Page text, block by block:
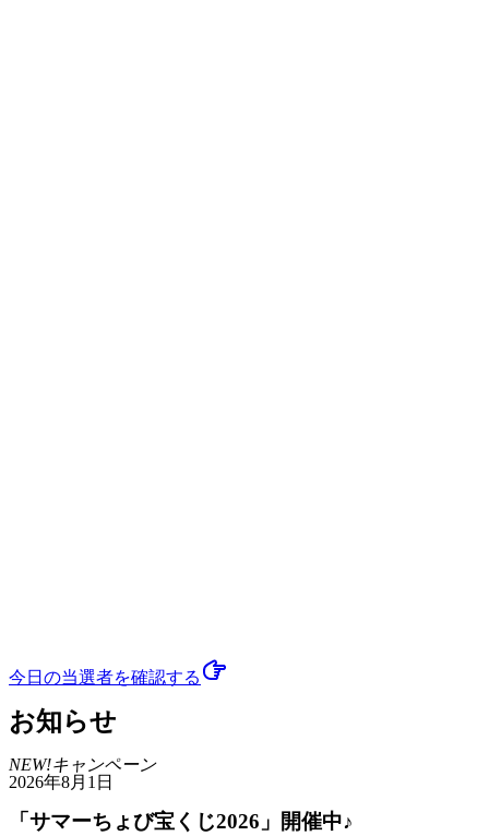
今日の当選者を確認する
お知らせ
NEW!キャンペーン
2026年8月1日
「サマーちょび宝くじ2026」開催中♪